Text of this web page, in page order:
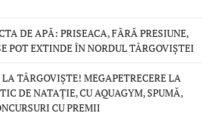
DE APĂ: PRISEACA, FĂRĂ PRESIUNE,
POT EXTINDE ÎN NORDUL TÂRGOVIȘTEI
TÂRGOVIȘTE! MEGAPETRECERE LA
DE NATAȚIE, CU AQUAGYM, SPUMĂ,
CU PREMII